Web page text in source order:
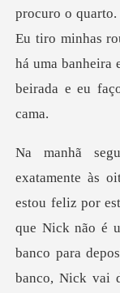
procuro o quarto.
Eu tiro minhas
banco para
banco, Nick vai